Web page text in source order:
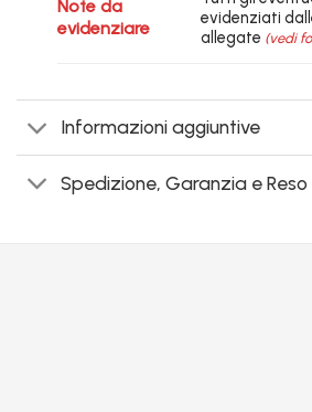
Note da
evidenziare
evidenziati
allegate(vedi
Informazioni aggiuntive
Spedizione, Garanzia e Reso